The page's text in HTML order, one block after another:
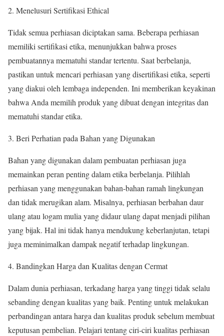
Menelusuri Sertifikasi Ethical
Tidak semua perhiasan diciptakan sama. Beberapa perhiasan
memiliki sertifikasi etika, menunjukkan bahwa proses
pembuatannya mematuhi standar tertentu. Saat berbelanja,
pastikan untuk mencari perhiasan yang disertifikasi etika, seperti
yang diakui oleh lembaga independen. Ini memberikan keyakinan
bahwa Anda memilih produk yang dibuat dengan integritas dan
mematuhi standar etika.
Beri Perhatian pada Bahan yang Digunakan
Bahan yang digunakan dalam pembuatan perhiasan juga
memainkan peran penting dalam etika berbelanja. Pilihlah
perhiasan yang menggunakan bahan-bahan ramah lingkungan
dan tidak merugikan alam. Misalnya, perhiasan berbahan daur
ulang atau logam mulia yang didaur ulang dapat menjadi pilihan
yang bijak. Hal ini tidak hanya mendukung keberlanjutan, tetapi
juga meminimalkan dampak negatif terhadap lingkungan.
Bandingkan Harga dan Kualitas dengan Cermat
Dalam dunia perhiasan, terkadang harga yang tinggi tidak selalu
sebanding dengan kualitas yang baik. Penting untuk melakukan
perbandingan antara harga dan kualitas produk sebelum membuat
keputusan pembelian. Pelajari tentang ciri-ciri kualitas perhiasan